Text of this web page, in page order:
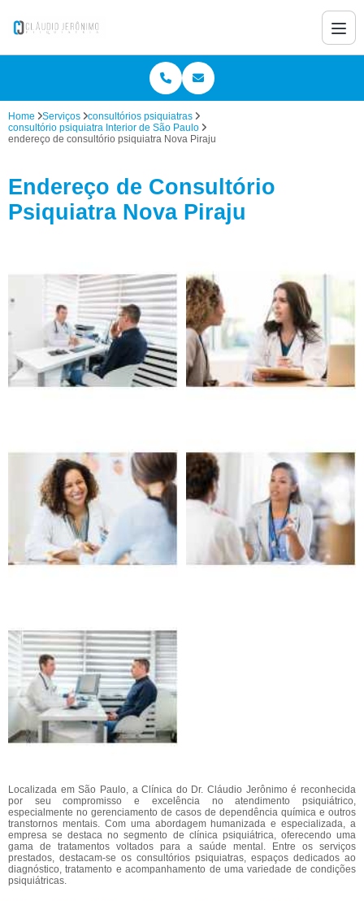
Home Serviços
consultórios psiquiatras
consultório psiquiatra Interior de São Paulo
endereço de consultório psiquiatra Nova Piraju
Endereço de Consultório
Psiquiatra Nova Piraju
Localizada em São Paulo, a Clínica do Dr. Cláudio Jerônimo é reconhecida
por seu compromisso e excelência no atendimento psiquiátrico,
especialmente no gerenciamento de casos de dependência química e outros
transtornos mentais. Com uma abordagem humanizada e especializada, a
empresa se destaca no segmento de clínica psiquiátrica, oferecendo uma
gama de tratamentos voltados para a saúde mental. Entre os serviços
prestados, destacam-se os consultórios psiquiatras, espaços dedicados ao
diagnóstico, tratamento e acompanhamento de uma variedade de condições
psiquiátricas.